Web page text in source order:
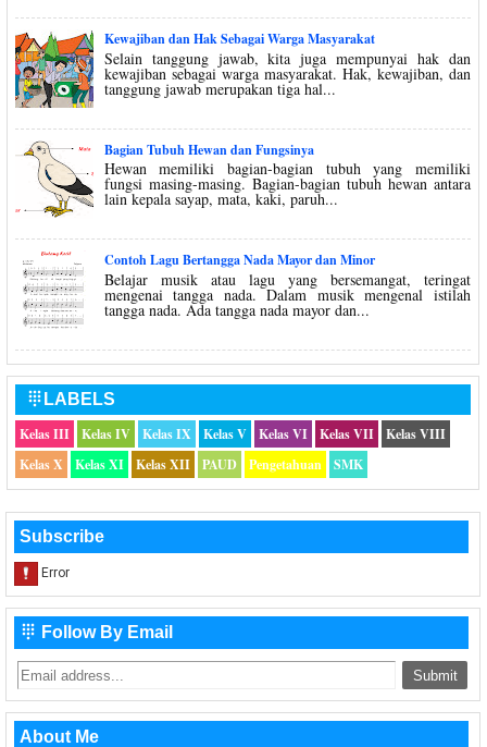
Kewajiban dan Hak Sebagai Warga Masyarakat
Selain tanggung jawab, kita juga mempunyai hak dan
kewajiban sebagai warga masyarakat. Hak, kewajiban, dan
tanggung jawab merupakan tiga hal...
Bagian Tubuh Hewan dan Fungsinya
Hewan memiliki bagian-bagian tubuh yang memiliki
fungsi masing-masing. Bagian-bagian tubuh hewan antara
lain kepala sayap, mata, kaki, paruh...
Contoh Lagu Bertangga Nada Mayor dan Minor
Belajar musik atau lagu yang bersemangat, teringat
mengenai tangga nada. Dalam musik mengenal istilah
tangga nada. Ada tangga nada mayor dan...
 LABELS
Kelas III
Kelas IV Kelas IX Kelas V Kelas VI Kelas VII
Kelas VIII
Kelas X
Kelas XI Kelas XII PAUD Pengetahuan SMK
Subscribe
 Follow By Email
About Me